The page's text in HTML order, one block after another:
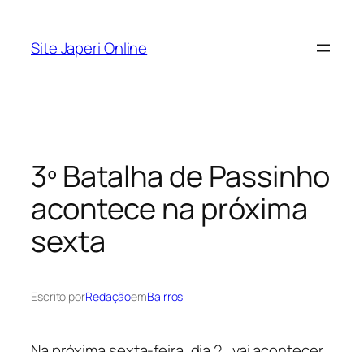
Site Japeri Online
3º Batalha de Passinho
acontece na próxima
sexta
Escrito porRedaçãoemBairros